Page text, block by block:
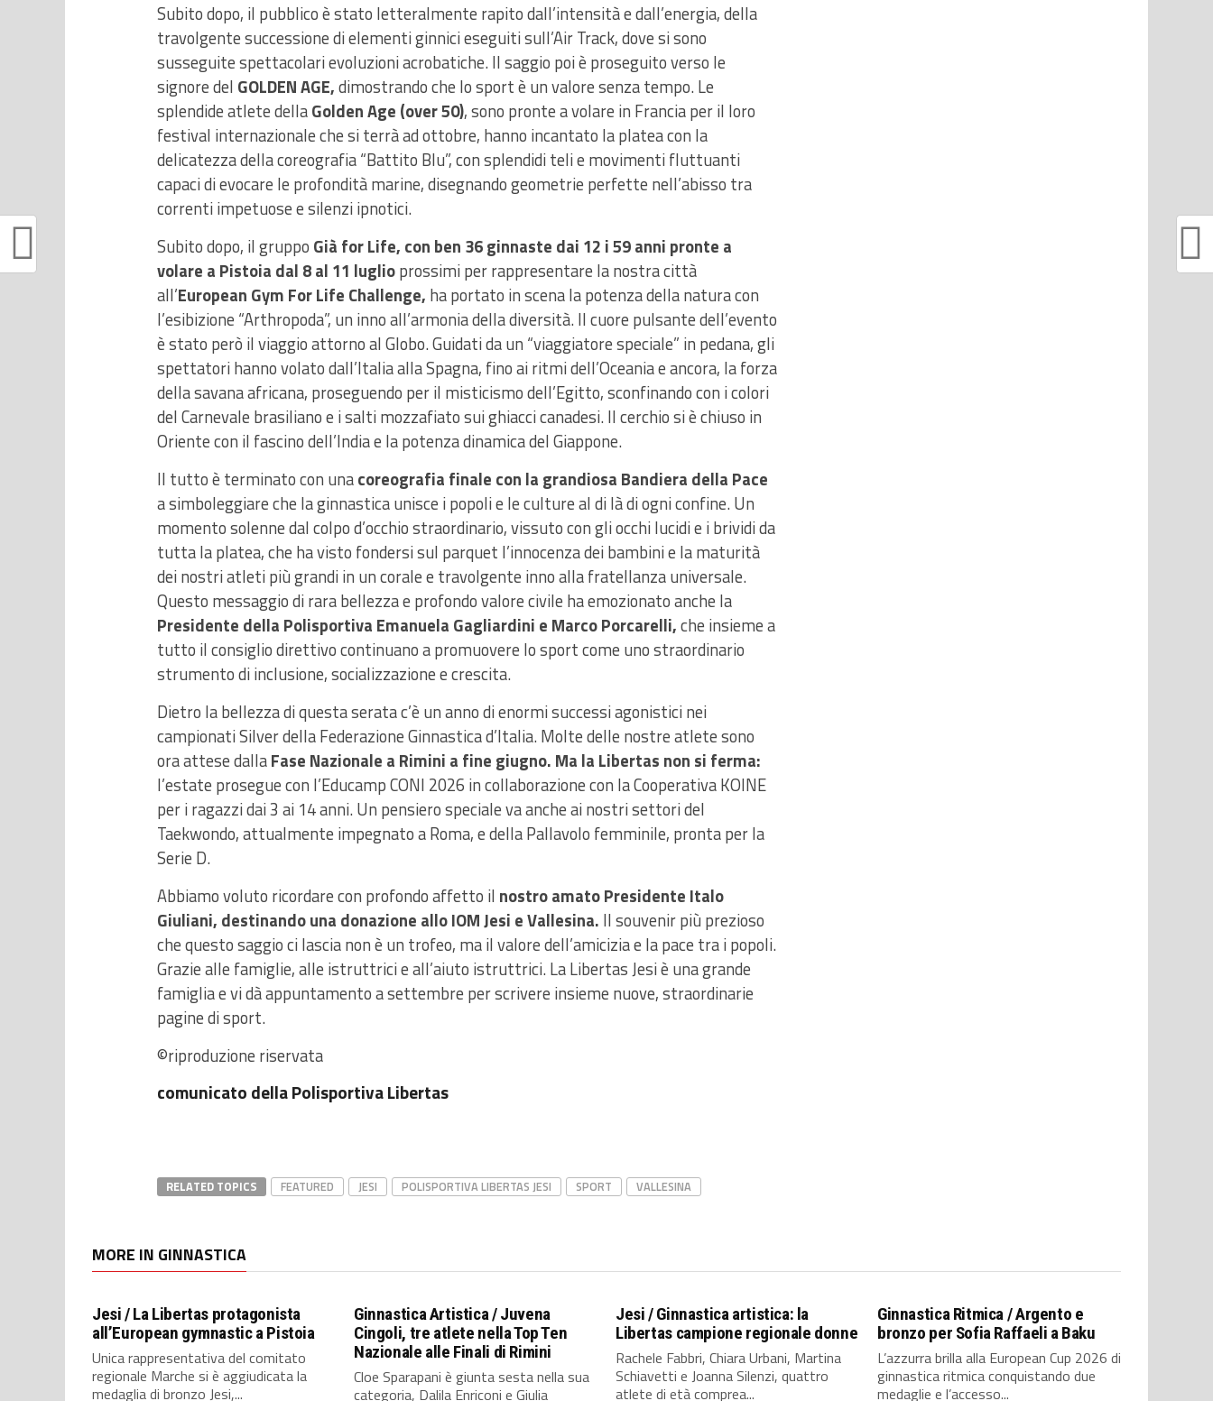
Subito dopo, il pubblico è stato letteralmente rapito dall’intensità e dall’energia, della
travolgente successione di elementi ginnici eseguiti sull’Air Track, dove si sono
susseguite spettacolari evoluzioni acrobatiche. Il saggio poi è proseguito verso le
signore del GOLDEN AGE,dimostrando che lo sport è un valore senza tempo. Le
splendide atlete dellaGolden Age (over 50), sono pronte a volare in Francia per il loro
festival internazionale che si terrà ad ottobre, hanno incantato la platea con la
delicatezza della coreografia “Battito Blu”, con splendidi teli e movimenti fluttuanti
capaci di evocare le profondità marine, disegnando geometrie perfette nell’abisso tra
correnti impetuose e silenzi ipnotici.
Subito dopo, il gruppo Già for Life, con ben 36 ginnaste dai 12 i 59 anni pronte a
volare a Pistoia dal 8 al 11 luglioprossimi per rappresentare la nostra città
all’European Gym For Life Challenge, ha portato in scena la potenza della natura con
l’esibizione “Arthropoda”, un inno all’armonia della diversità. Il cuore pulsante dell’evento
è stato però il viaggio attorno al Globo. Guidati da un “viaggiatore speciale” in pedana, gli
spettatori hanno volato dall’Italia alla Spagna, fino ai ritmi dell’Oceania e ancora, la forza
della savana africana, proseguendo per il misticismo dell’Egitto, sconfinando con i colori
del Carnevale brasiliano e i salti mozzafiato sui ghiacci canadesi. Il cerchio si è chiuso in
Oriente con il fascino dell’India e la potenza dinamica del Giappone.
Il tutto è terminato con unacoreografia finale con la grandiosa Bandiera della Pace
a simboleggiare che la ginnastica unisce i popoli e le culture al di là di ogni confine. Un
momento solenne dal colpo d’occhio straordinario, vissuto con gli occhi lucidi e i brividi da
tutta la platea, che ha visto fondersi sul parquet l’innocenza dei bambini e la maturità
dei nostri atleti più grandi in un corale e travolgente inno alla fratellanza universale.
Questo messaggio di rara bellezza e profondo valore civile ha emozionato anche la
Presidente della Polisportiva Emanuela Gagliardini e Marco Porcarelli,che insieme a
tutto il consiglio direttivo continuano a promuovere lo sport come uno straordinario
strumento di inclusione, socializzazione e crescita.
Dietro la bellezza di questa serata c’è un anno di enormi successi agonistici nei
campionati Silver della Federazione Ginnastica d’Italia. Molte delle nostre atlete sono
ora attese dallaFase Nazionale a Rimini a fine giugno. Ma la Libertas non si ferma:
l’estate prosegue con l’Educamp CONI 2026 in collaborazione con la Cooperativa KOINE
per i ragazzi dai 3 ai 14 anni. Un pensiero speciale va anche ai nostri settori del
Taekwondo, attualmente impegnato a Roma, e della Pallavolo femminile, pronta per la
Serie D.
Abbiamo voluto ricordare con profondo affetto il nostro amato Presidente Italo
Giuliani, destinando una donazione allo IOM Jesi e Vallesina. Il souvenir più prezioso
che questo saggio ci lascia non è un trofeo, ma il valore dell’amicizia e la pace tra i popoli.
Grazie alle famiglie, alle istruttrici e all’aiuto istruttrici. La Libertas Jesi è una grande
famiglia e vi dà appuntamento a settembre per scrivere insieme nuove, straordinarie
pagine di sport.
©riproduzione riservata
comunicato della Polisportiva Libertas
RELATED TOPICS FEATURED JESI POLISPORTIVA LIBERTAS JESI SPORT VALLESINA
MORE IN GINNASTICA
Jesi / La Libertas protagonista
all’European gymnastic a Pistoia
Unica rappresentativa del comitato
regionale Marche si è aggiudicata la
medaglia di bronzo Jesi,...
Ginnastica Artistica / Juvena
Cingoli, tre atlete nella Top Ten
Nazionale alle Finali di Rimini
Cloe Sparapani è giunta sesta nella sua
categoria, Dalila Enriconi e Giulia
Jesi / Ginnastica artistica: la
Libertas campione regionale donne
Rachele Fabbri, Chiara Urbani, Martina
Schiavetti e Joanna Silenzi, quattro
atlete di età comprea...
Ginnastica Ritmica / Argento e
bronzo per Sofia Raffaeli a Baku
L’azzurra brilla alla European Cup 2026 di
ginnastica ritmica conquistando due
medaglie e l’accesso...